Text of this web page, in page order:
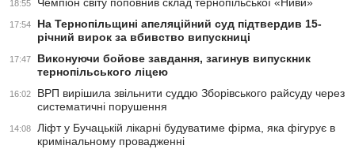
18:55
17:54
На Тернопільщині апеляційний суд підтвердив 15-
річний вирок за вбивство випускниці
17:47
Виконуючи бойове завдання, загинув випускник
тернопільського ліцею
16:02
ВРП вирішила звільнити суддю Зборівського райсуду через
систематичні порушення
14:08
Ліфт у Бучацькій лікарні будуватиме фірма, яка фігурує в
кримінальному провадженні